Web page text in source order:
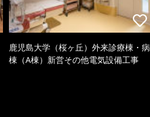
鹿児島大学（桜ヶ丘）外来診療棟・病
棟（A棟）新営その他電気設備工事